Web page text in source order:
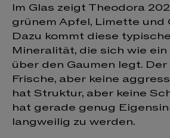
Im Glas zeigt Theodora
grünem Apfel, Limette und
Dazu kommt diese
Mineralität, die sich wie
über den Gaumen legt. Der
Frische, aber keine
hat Struktur, aber keine
hat gerade genug
langweilig zu werden.